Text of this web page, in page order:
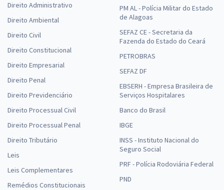
Direito Administrativo
Direito Ambiental
Direito Civil
Direito Constitucional
Direito Empresarial
Direito Penal
Direito Previdenciário
Direito Processual Civil
Direito Processual Penal
Direito Tributário
Leis
Leis Complementares
Remédios Constitucionais
PM AL - Polícia Militar do Estado
de Alagoas
SEFAZ CE - Secretaria da
Fazenda do Estado do Ceará
PETROBRAS
SEFAZ DF
EBSERH - Empresa Brasileira de
Serviços Hospitalares
Banco do Brasil
IBGE
INSS - Instituto Nacional do
Seguro Social
PRF - Polícia Rodoviária Federal
PND